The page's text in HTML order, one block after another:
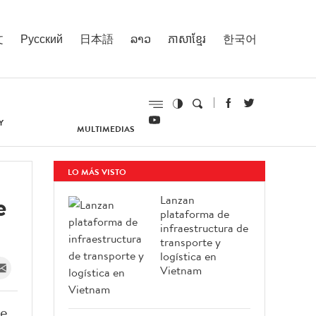
Русский 日本語 ລາວ ភាសាខ្មែរ 한국어
MULTIMEDIAS
LO MÁS VISTO
Lanzan
plataforma de
infraestructura de
transporte y
logística en
Vietnam